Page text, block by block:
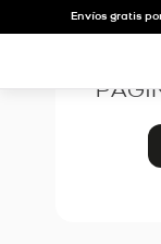
Envíos gratis